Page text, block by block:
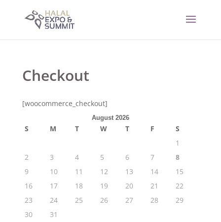
Checkout
[woocommerce_checkout]
August 2026
S M T W T F
S
1
2
3 4 5 6 7
8
9
10 11 12 13 14
15
16
17 18 19 20 21
22
23
24 25 26 27 28
29
30
31